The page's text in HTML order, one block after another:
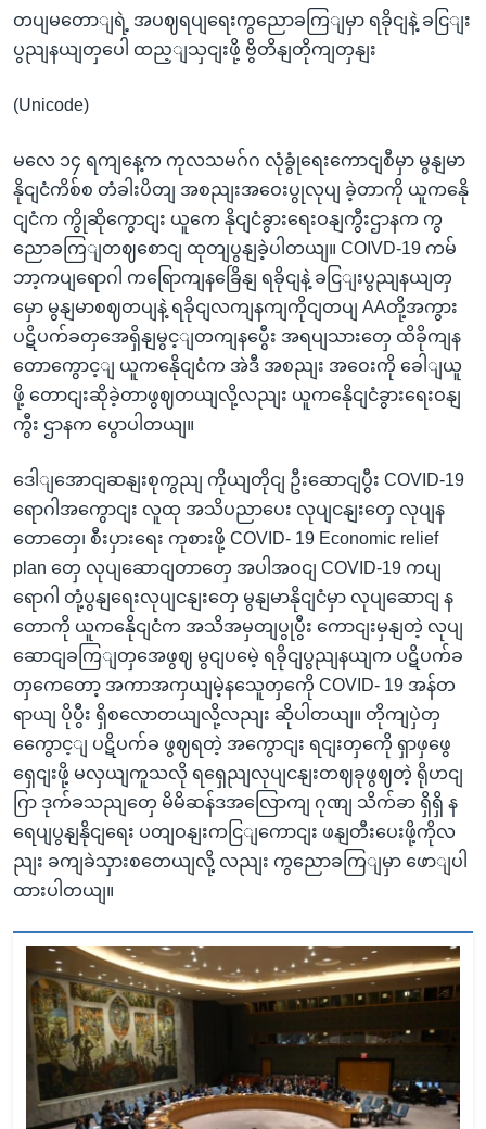
တပျမတောျရဲ့ အပဈရပျရေးကွညောခကြျမှာ ရခိုငျနဲ့ ခငြျး
ပွညျနယျတှပေါ ထည့ျသှငျးဖို့ ဗွိတိနျတိုကျတှနျး
(Unicode)
မလေ ၁၄ ရကျနေ့က ကုလသမဂ်ဂ လုံခွုံရေးကောငျစီမှာ မွနျမာ
နိုငျငံကိစ်စ တံခါးပိတျ အစညျးအဝေးပွုလုပျ ခဲ့တာကို ယူကနေို
ငျငံက ကွိုဆိုကွောငျး ယူကေ နိုငျငံခွားရေးဝနျကွီးဌာနက ကွ
ညောခကြျတဈစောငျ ထုတျပွနျခဲ့ပါတယျ။ COIVD-19 ကမ်
ဘာ့ကပျရောဂါ ကရြောကျနခြေိနျ ရခိုငျနဲ့ ခငြျးပွညျနယျတှ
မှော မွနျမာစဈတပျနဲ့ ရခိုငျလကျနကျကိုငျတပျ AAတို့အကွား
ပဋိပက်ခတှအေရှိနျမွင့ျတကျနပွေီး အရပျသားတှေ ထိခိုကျန
တောကွောင့ျ ယူကနေိုငျငံက အဲဒီ အစညျး အဝေးကို ခေါျယူ
ဖို့ တောငျးဆိုခဲ့တာဖွဈတယျလို့လညျး ယူကနေိုငျငံခွားရေးဝနျ
ကွီး ဌာနက ပွောပါတယျ။
ဒေါျအောငျဆနျးစုကွညျ ကိုယျတိုငျ ဦးဆောငျပွီး COVID-19
ရောဂါအကွောငျး လူထု အသိပညာပေး လုပျငနျးတှေ လုပျန
တောတှေ၊ စီးပှားရေး ကုစားဖို့ COVID- 19 Economic relief
plan တှေ လုပျဆောငျတာတှေ အပါအဝငျ COVID-19 ကပျ
ရောဂါ တုံ့ပွနျရေးလုပျငနျးတှေ မွနျမာနိုငျငံမှာ လုပျဆောငျ န
တောကို ယူကနေိုငျငံက အသိအမှတျပွုပွီး ကောငျးမှနျတဲ့ လုပျ
ဆောငျခကြျတှအေဖွဈ မွငျပမေဲ့ ရခိုငျပွညျနယျက ပဋိပက်ခ
တှကေတော့ အကာအကှယျမဲ့နသေူတှကေို COVID- 19 အန်တ
ရာယျ ပိုပွီး ရှိစလောတယျလို့လညျး ဆိုပါတယျ။ တိုကျပှဲတှ
ကွေောင့ျ ပဋိပက်ခ ဖွဈရတဲ့ အကွောငျး ရငျးတှကေို ရှာဖှဖွေ
ရှေငျးဖို့ မလှယျကူသလို ရရှေညျလုပျငနျးတဈခုဖွဈတဲ့ ရိုဟငျ
ဂြာ ဒုက်ခသညျတှေ မိမိဆန်ဒအလြောကျ ဂုဏျ သိက်ခာ ရှိရှိ န
ရေပျပွနျနိုငျရေး ပတျဝနျးကငြျကောငျး ဖနျတီးပေးဖို့ကိုလ
ညျး ခကျခဲသှားစတေယျလို့ လညျး ကွညောခကြျမှာ ဖောျပါ
ထားပါတယျ။